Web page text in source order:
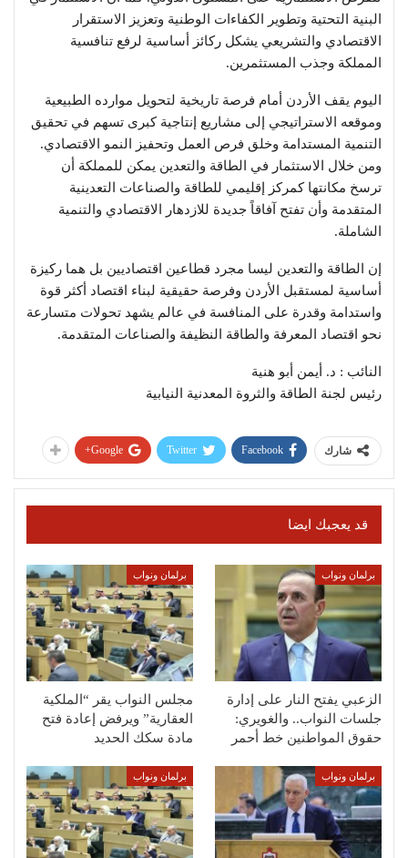
البنية التحتية وتطوير الكفاءات الوطنية وتعزيز الاستقرار
الاقتصادي والتشريعي يشكل ركائز أساسية لرفع تنافسية
المملكة وجذب المستثمرين.
اليوم يقف الأردن أمام فرصة تاريخية لتحويل موارده الطبيعية
وموقعه الاستراتيجي إلى مشاريع إنتاجية كبرى تسهم في تحقيق
التنمية المستدامة وخلق فرص العمل وتحفيز النمو الاقتصادي.
ومن خلال الاستثمار في الطاقة والتعدين يمكن للمملكة أن
ترسخ مكانتها كمركز إقليمي للطاقة والصناعات التعدينية
المتقدمة وأن تفتح آفاقاً جديدة للازدهار الاقتصادي والتنمية
الشاملة.
إن الطاقة والتعدين ليسا مجرد قطاعين اقتصاديين بل هما ركيزة
أساسية لمستقبل الأردن وفرصة حقيقية لبناء اقتصاد أكثر قوة
واستدامة وقدرة على المنافسة في عالم يشهد تحولات متسارعة
نحو اقتصاد المعرفة والطاقة النظيفة والصناعات المتقدمة.
النائب : د. أيمن أبو هنية
رئيس لجنة الطاقة والثروة المعدنية النيابية
شارك Facebook
Twitter
Google+
قد يعجبك ايضا
برلمان ونواب
الزعبي يفتح النار على إدارة
جلسات النواب.. والغويري:
حقوق المواطنين خط أحمر
برلمان ونواب
مجلس النواب يقر “الملكية
العقارية” ويرفض إعادة فتح
مادة سكك الحديد
برلمان ونواب برلمان ونواب